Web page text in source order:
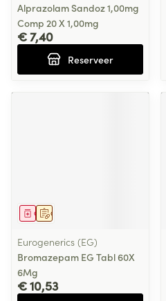
Alprazolam Sandoz 1,00mg
Comp 20 X 1,00mg
€ 7,40
Reserveer
Op voorschrift
Geneesmiddel
Eurogenerics (EG)
Bromazepam EG Tabl 60X
6Mg
€ 10,53